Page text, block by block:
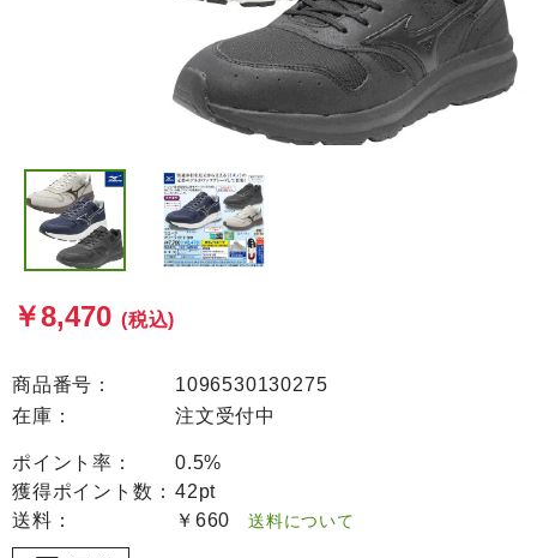
￥8,470 (税込)
商品番号：
1096530130275
在庫：
注文受付中
ポイント率：
0.5%
獲得ポイント数： 42pt
送料：
￥660 送料について